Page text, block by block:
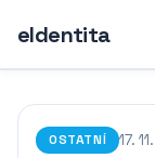
eIdentita
OSTATNÍ 17.